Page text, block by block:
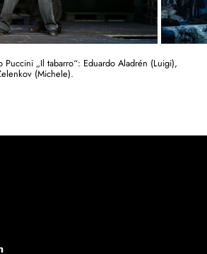
Puccini „Il tabarro“: Eduardo Aladrén (Luigi),
(Michele).